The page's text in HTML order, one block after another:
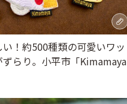
！約500種類の可愛いワッ
らり。小平市「Kimamaya